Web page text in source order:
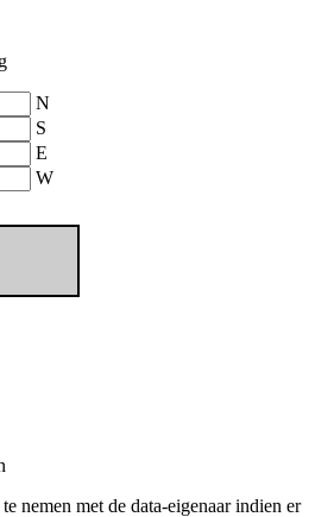
N
S
E
W
nemen met de data-eigenaar indien er